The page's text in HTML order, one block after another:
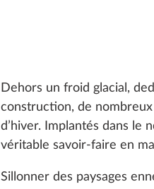
Dehors un froid glacial,
construction, de
d’hiver. Implantés dans le
véritable savoir-faire en
Sillonner des paysages